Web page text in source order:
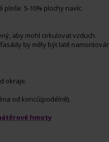
ploše 5-10% plochy navíc.
aby mohl cirkulovat vzduch.
by měly být latě
okraje.
od konců(podélně).
hmoty